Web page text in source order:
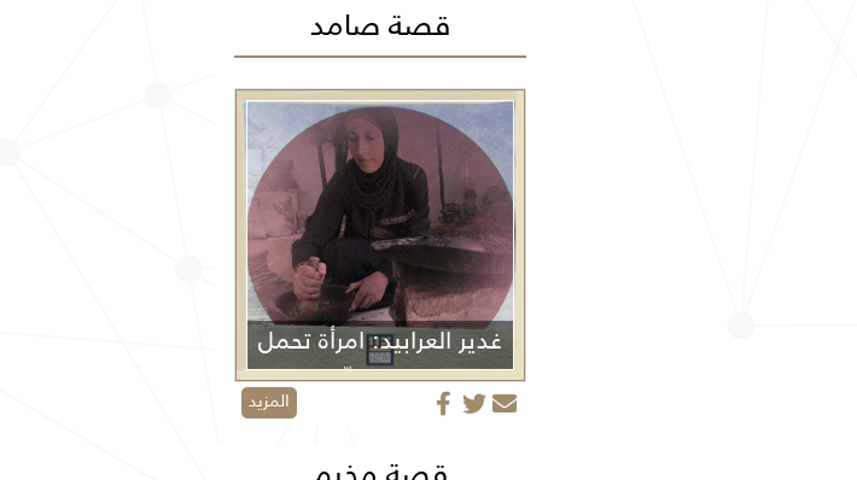
قصة صامد
غدير العرابيد: امرأة تحمل
غزة في كفّيها
المزيد